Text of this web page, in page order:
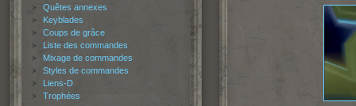
Quêtes annexes
Keyblades
Coups de grâce
Liste des commandes
Mixage de commandes
Styles de commandes
Liens-D
Trophées